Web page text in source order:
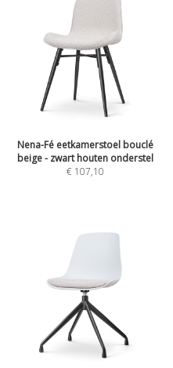
Nena-Fé eetkamerstoel bouclé
beige - zwart houten onderstel
€ 107,10